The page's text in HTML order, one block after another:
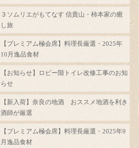
３ソムリエがもてなす 信貴山・柿本家の癒
し旅
【プレミアム極会席】料理長厳選・2025年
10月逸品食材
【お知らせ】ロビー階トイレ改修工事のお知
らせ
【新入荷】奈良の地酒 おススメ地酒を利き
酒師が厳選
【プレミアム極会席】料理長厳選・2025年9
月逸品食材